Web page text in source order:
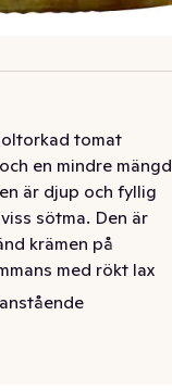
tomat
en mindre mängd
är djup och fyllig
sötma. Den är
krämen på
med rökt lax
prosciutto
i en pasta eller